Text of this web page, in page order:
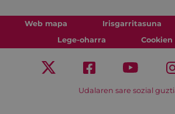
Web mapa Irisgarritasuna
Lege-oharra
Udalaren sare sozial